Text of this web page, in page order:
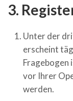
3.
Unter der
erscheint
Fragebogen
vor Ihrer
werden.